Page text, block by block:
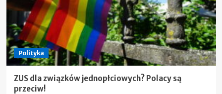
Polityka
ZUS dla związków jednopłciowych? Polacy są
przeciw!